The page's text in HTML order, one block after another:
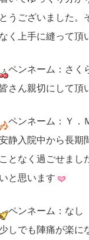
とうございました。
なく上手に縫って頂
ペンネーム：さく
皆さん親切にして頂
ペンネーム：Ｙ．
静入院中から長期
ことなく過ごせまし
いと思います
ペンネーム：なし
少しでも陣痛が楽に